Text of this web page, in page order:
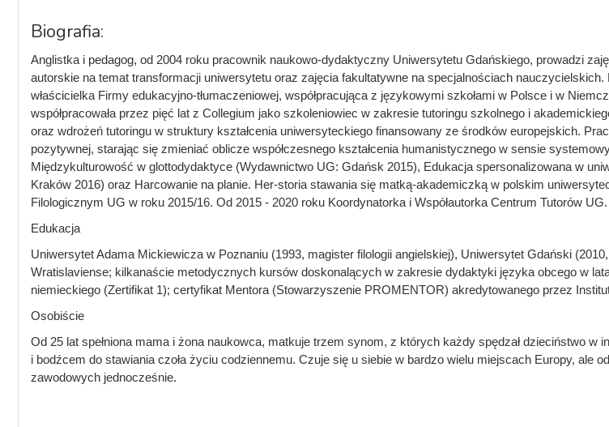
Biografia:
Anglistka i pedagog, od 2004 roku pracownik naukowo-dydaktyczny Uniwersytetu Gdańskiego, prowadzi
autorskie na temat transformacji uniwersytetu oraz zajęcia fakultatywne na specjalnościach
właścicielka Firmy edukacyjno-tłumaczeniowej, współpracująca z językowymi szkołami w Polsce i w
współpracowała przez pięć lat z Collegium jako szkoleniowiec w zakresie tutoringu szkolnego i
oraz wdrożeń tutoringu w struktury kształcenia uniwersyteckiego finansowany ze środków europejskich.
pozytywnej, starając się zmieniać oblicze współczesnego kształcenia humanistycznego w sensie
Międzykulturowość w glottodydaktyce (Wydawnictwo UG: Gdańsk 2015), Edukacja spersonalizowana w
Kraków 2016) oraz Harcowanie na planie. Her-storia stawania się matką-akademiczką w polskim
Filologicznym UG w roku 2015/16. Od 2015 - 2020 roku Koordynatorka i Współautorka Centrum Tutorów
Edukacja
Uniwersytet Adama Mickiewicza w Poznaniu (1993, magister filologii angielskiej), Uniwersytet Gdański
Wratislaviense; kilkanaście metodycznych kursów doskonalących w zakresie dydaktyki języka obcego w
niemieckiego (Zertifikat 1); certyfikat Mentora (Stowarzyszenie PROMENTOR) akredytowanego przez
Osobiście
Od 25 lat spełniona mama i żona naukowca, matkuje trzem synom, z których każdy spędzał dzieciństwo
i bodźcem do stawiania czoła życiu codziennemu. Czuje się u siebie w bardzo wielu miejscach Europy,
zawodowych jednocześnie.